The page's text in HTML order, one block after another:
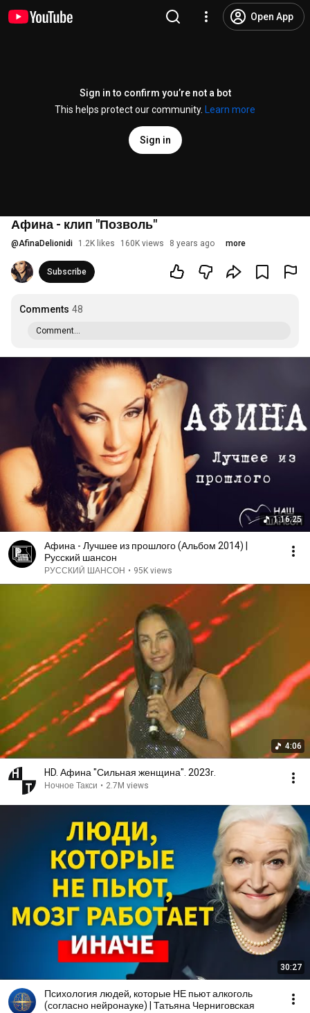
Open App
Sign in to confirm you’re not a bot
This helps protect our community.
Learn more
Sign in
Афина - клип "Позволь"
@AfinaDelionidi 1.2K likes 160K views 8 years ago more
Subscribe
Comments 48
Comment...
1:16:25
Афина - Лучшее из прошлого (Альбом 2014) |
Русский шансон
РУССКИЙ ШАНСОН • 95K views
4:06
HD. Афина "Сильная женщина". 2023г.
Ночное Такси • 2.7M views
30:27
Психология людей, которые НЕ пьют алкоголь
(согласно нейронауке) | Татьяна Черниговская